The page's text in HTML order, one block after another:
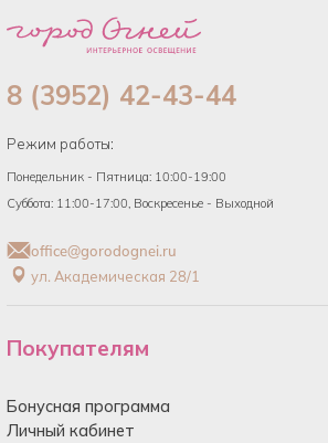
8 (3952) 42-43-44
Режим работы:
Понедельник - Пятница: 10:00-19:00
Суббота: 11:00-17:00, Воскресенье - Выходной
office@gorodognei.ru
ул. Академическая 28/1
Покупателям
Бонусная программа
Личный кабинет